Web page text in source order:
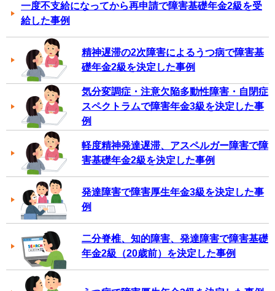
一度不支給になってから再申請で障害基礎年金2級を受
給した事例
精神遅滞の2次障害によるうつ病で障害基
礎年金2級を決定した事例
気分変調症・注意欠陥多動性障害・自閉症
スペクトラムで障害年金3級を決定した事
例
軽度精神発達遅滞、アスペルガー障害で障
害基礎年金2級を決定した事例
発達障害で障害厚生年金3級を決定した事
例
二分脊椎、知的障害、発達障害で障害基礎
年金2級（20歳前）を決定した事例